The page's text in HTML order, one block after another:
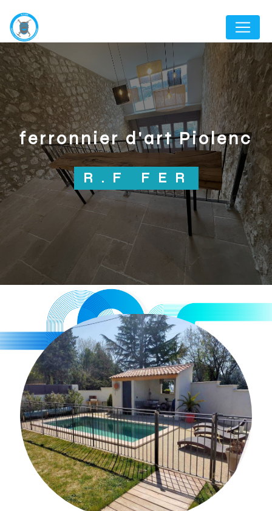
ferronnier d'art Piolenc
R.F FER